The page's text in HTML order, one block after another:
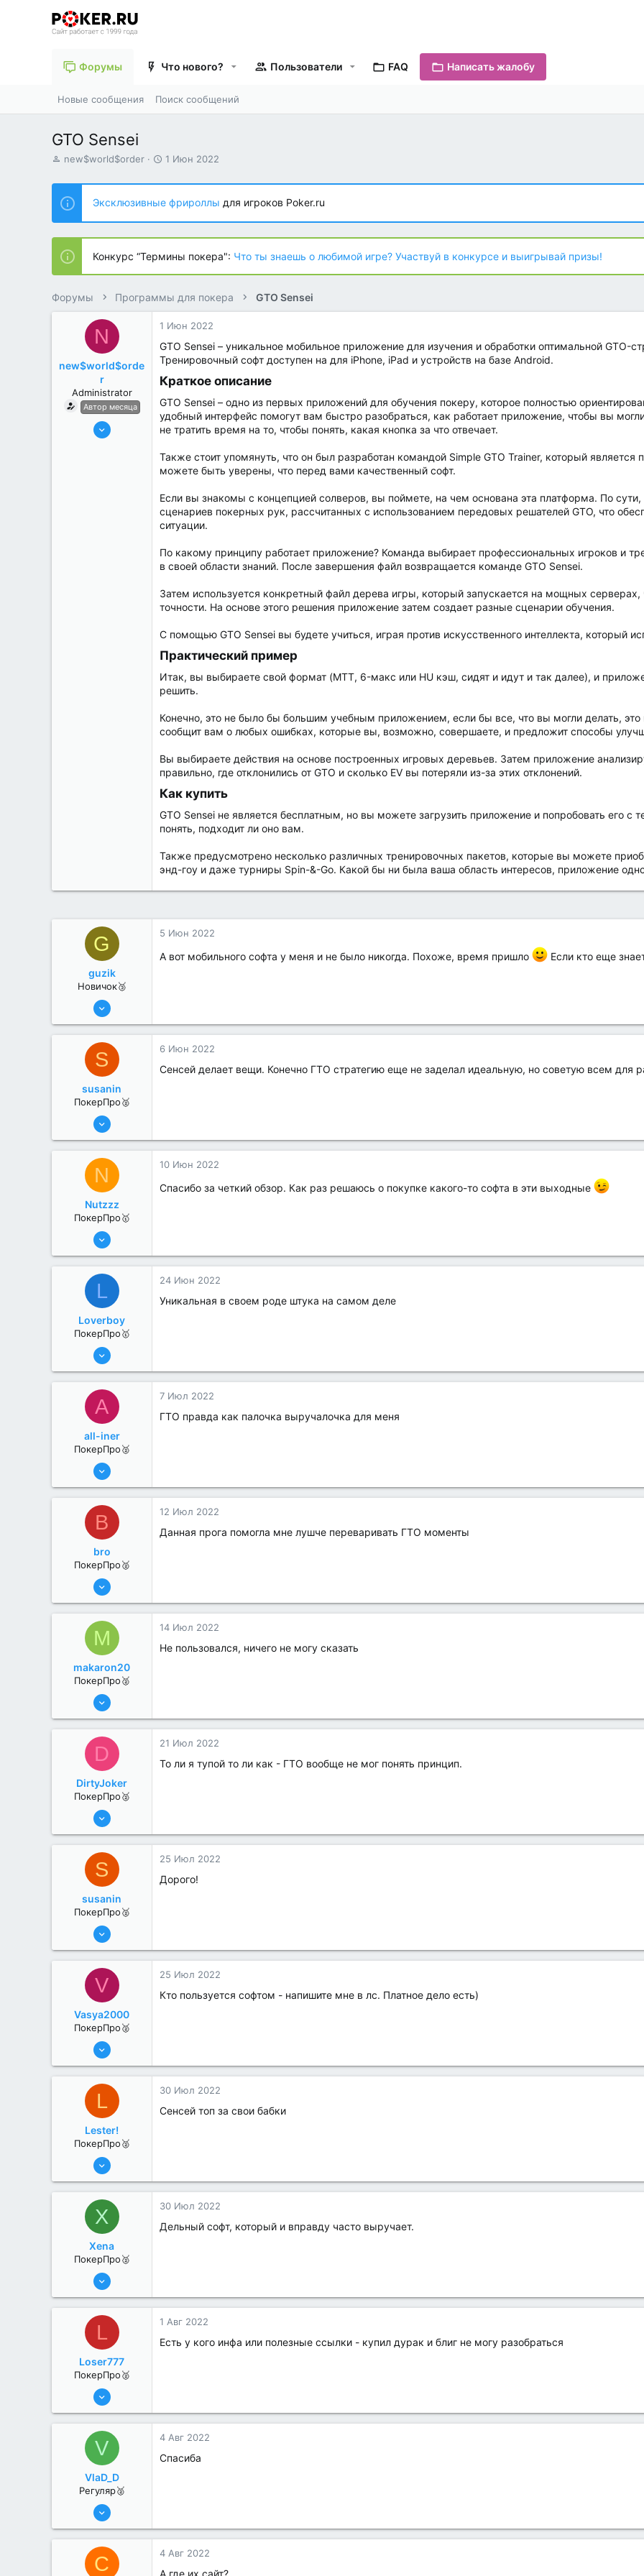
Форумы Что нового? Пользователи FAQ Написать жалобу
Новые сообщения Поиск сообщений
GTO Sensei
А
т
о
р
т
е
м
ы
new$world$order
Д
т
н
а
ч
л
а
1 Июн 2022
Эксклюзивные фрироллы для игроков Poker.ru
Конкурс “Термины покера": Что ты знаешь о любимой игре? Участвуй в конкурсе и выигрывай призы!
Форумы Программы для покера GTO Sensei
N
new$world$orde
r
Administrator
Автор месяца
27 Май 2022
1 Июн 2022
GTO Sensei – уникальное мобильное приложение для изучения и обработки оптимальной GTO-
Тренировочный софт доступен на для iPhone, iPad и устройств на базе Android.
Краткое описание​
GTO Sensei – одно из первых приложений для обучения покеру, которое полностью
удобный интерфейс помогут вам быстро разобраться, как работает приложение, чтобы вы
не тратить время на то, чтобы понять, какая кнопка за что отвечает.
Также стоит упомянуть, что он был разработан командой Simple GTO Trainer, который
можете быть уверены, что перед вами качественный софт.
Если вы знакомы с концепцией солверов, вы поймете, на чем основана эта платформа. По
сценариев покерных рук, рассчитанных с использованием передовых решателей GTO, что
ситуации.
По какому принципу работает приложение? Команда выбирает профессиональных игроков и
в своей области знаний. После завершения файл возвращается команде GTO Sensei.
Затем используется конкретный файл дерева игры, который запускается на мощных
точности. На основе этого решения приложение затем создает разные сценарии обучения.
С помощью GTO Sensei вы будете учиться, играя против искусственного интеллекта, который
Практический пример​
Итак, вы выбираете свой формат (MTT, 6-макс или HU кэш, сидят и идут и так далее), и
решить.
Конечно, это не было бы большим учебным приложением, если бы все, что вы могли делать, это
сообщит вам о любых ошибках, которые вы, возможно, совершаете, и предложит способы
Вы выбираете действия на основе построенных игровых деревьев. Затем приложение
правильно, где отклонились от GTO и сколько EV вы потеряли из-за этих отклонений.
Как купить​
GTO Sensei не является бесплатным, но вы можете загрузить приложение и попробовать его с
понять, подходит ли оно вам.
Также предусмотрено несколько различных тренировочных пакетов, которые вы можете
энд-гоу и даже турниры Spin-&-Go. Какой бы ни была ваша область интересов, приложение
G
guzik
Новичок🥉
2 Июн 2022
0
5 Июн 2022
А вот мобильного софта у меня и не было никогда. Похоже, время пришло Если кто еще
S
susanin
ПокерПро🥈
6 Июн 2022
1
6 Июн 2022
Сенсей делает вещи. Конечно ГТО стратегию еще не заделал идеальную, но советую всем для
N
Nutzzz
ПокерПро🥇
8 Июн 2022
4
10 Июн 2022
Спасибо за четкий обзор. Как раз решаюсь о покупке какого-то софта в эти выходные
L
Loverboy
ПокерПро🥇
8 Июн 2022
1
24 Июн 2022
Уникальная в своем роде штука на самом деле
A
all-iner
ПокерПро🥈
6 Июн 2022
1
7 Июл 2022
ГТО правда как палочка выручалочка для меня
B
bro
ПокерПро🥈
13 Июн 2022
3
12 Июл 2022
Данная прога помогла мне лушче переваривать ГТО моменты
M
makaron20
ПокерПро🥈
13 Июн 2022
0
14 Июл 2022
Не пользовался, ничего не могу сказать
D
DirtyJoker
ПокерПро🥈
13 Июн 2022
1
21 Июл 2022
То ли я тупой то ли как - ГТО вообще не мог понять принцип.
S
susanin
ПокерПро🥈
6 Июн 2022
1
25 Июл 2022
Дорого!
V
Vasya2000
ПокерПро🥈
8 Июн 2022
1
25 Июл 2022
Кто пользуется софтом - напишите мне в лс. Платное дело есть)
L
Lester!
ПокерПро🥈
25 Июл 2022
1
30 Июл 2022
Сенсей топ за свои бабки
X
Xena
ПокерПро🥈
25 Июл 2022
0
30 Июл 2022
Дельный софт, который и вправду часто выручает.
L
Loser777
ПокерПро🥈
13 Июн 2022
0
1 Авг 2022
Есть у кого инфа или полезные ссылки - купил дурак и блиг не могу разобраться
V
VlaD_D
Регуляр🥈
19 Июл 2022
0
4 Авг 2022
Спасиба
C 4 Авг 2022
А где их сайт?